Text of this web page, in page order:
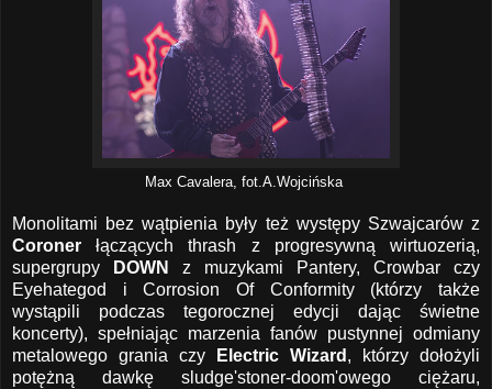
Max Cavalera, fot.A.Wojcińska
Monolitami bez wątpienia były też występy Szwajcarów z
Coronerłączących thrash z progresywną wirtuozerią,
supergrupy
DOWN
z muzykami Pantery, Crowbar czy
Eyehategod i Corrosion Of Conformity (którzy także
wystąpili podczas tegorocznej edycji dając świetne
koncerty), spełniając marzenia fanów pustynnej odmiany
metalowego grania czy
Electric Wizard , którzy dołożyli
potężną dawkę sludge'stoner-doom'owego ciężaru,